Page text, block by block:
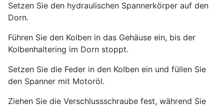
Setzen Sie den hydraulischen Spannerkörper auf den
Dorn.
Führen Sie den Kolben in das Gehäuse ein, bis der
Kolbenhaltering im Dorn stoppt.
Setzen Sie die Feder in den Kolben ein und füllen Sie
den Spanner mit Motoröl.
Ziehen Sie die Verschlussschraube fest, während Sie